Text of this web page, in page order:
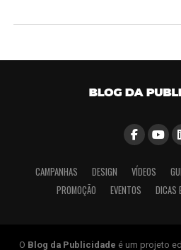
CAMPANHAS DESIGN VÍDEOS
PROMOÇÃO
EVENTOS DICAS
O Blog da Publicidade é um projeto